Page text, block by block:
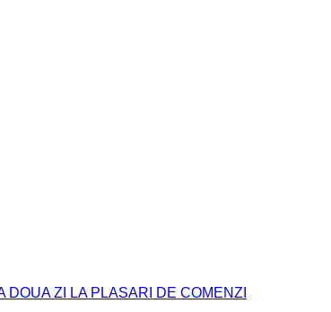
ZI LA PLASARI DE COMENZI